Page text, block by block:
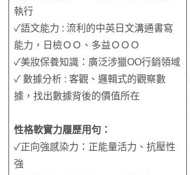
執行
✓語文能力 : 流利的中英日文溝通書寫
能力，日檢ＯＯ、多益ＯＯＯ
✓美妝保養知識：廣泛涉獵OO行銷領域
✓ 數據分析 : 客觀、邏輯式的觀察數
據，找出數據背後的價值所在
性格軟實力履歷用句：
✓正向強感染力：正能量活力、抗壓性
強